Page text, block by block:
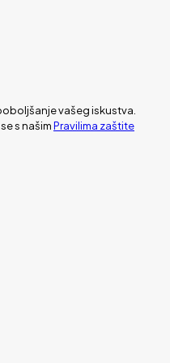
vašeg iskustva.
s našimPravilima zaštite